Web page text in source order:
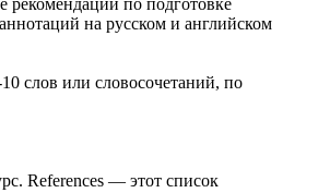
на русском и английском
слов или словосочетаний, по
References — этот список